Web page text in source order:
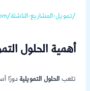
https://afaqaljadwaa.com/تمويل-المشاريع-الناشئة/
أهمية الحلول
تلعب الحلول التمويليةدورًا